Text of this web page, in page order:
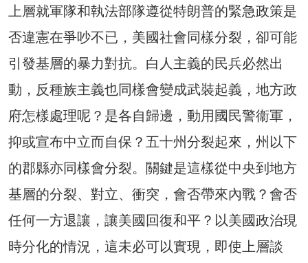
上層就軍隊和執法部隊遵從特朗普的緊急政策是
否違憲在爭吵不已，美國社會同樣分裂，卻可能
引發基層的暴力對抗。白人主義的民兵必然出
動，反種族主義也同樣會變成武裝起義，地方政
府怎樣處理呢？是各自歸邊，動用國民警衞軍，
抑或宣布中立而自保？五十州分裂起來，州以下
的郡縣亦同樣會分裂。關鍵是這樣從中央到地方
基層的分裂、對立、衝突，會否帶來內戰？會否
任何一方退讓，讓美國回復和平？以美國政治現
時分化的情況，這未必可以實現，即使上層談